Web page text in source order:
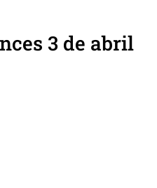
3 de abril